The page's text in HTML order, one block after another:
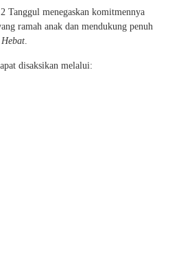
menegaskan komitmennya
ramah anak dan mendukung penuh
.
disaksikan melalui: